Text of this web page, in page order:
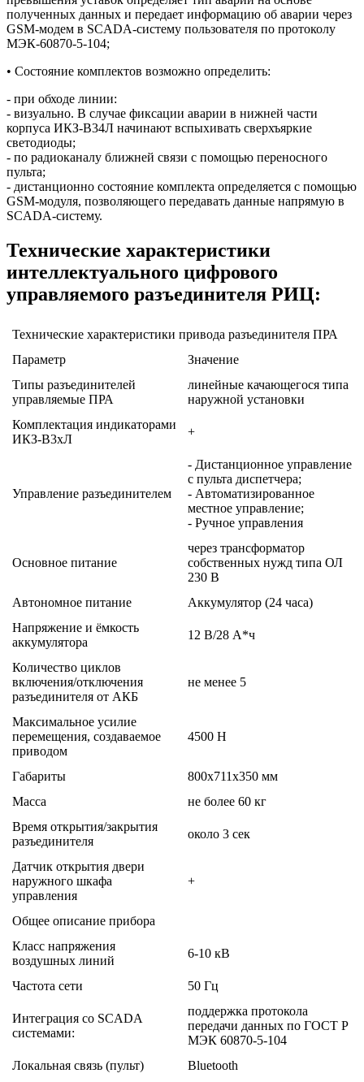
полученных данных и передает информацию об аварии через
GSM-модем в SCADA-систему пользователя по протоколу
МЭК-60870-5-104;
• Состояние комплектов возможно определить:
- при обходе линии:
- визуально. В случае фиксации аварии в нижней части
корпуса ИКЗ-В34Л начинают вспыхивать свeрхъяркие
светодиоды;
- по радиоканалу ближней связи с помощью переносного
пульта;
- дистанционно состояние комплекта определяется с помощью
GSM-модуля, позволяющего передавать данные напрямую в
SCADA-систему.
Технические характеристики
интеллектуального цифрового
управляемого разъединителя РИЦ:
Технические характеристики привода разъединителя ПРА
Параметр
Значение
Типы разъединителей
управляемые ПРА
линейные качающегося типа
наружной установки
Комплектация индикаторами
ИКЗ-В3хЛ
+
Управление разъединителем
- Дистанционное управление
с пульта диспетчера;
- Автоматизированное
местное управление;
- Ручное управления
Основное питание
через трансформатор
собственных нужд типа ОЛ
230 В
Автономное питание
Аккумулятор (24 часа)
Напряжение и ёмкость
аккумулятора
12 В/28 А*ч
Количество циклов
включения/отключения
разъединителя от АКБ
не менее 5
Максимальное усилие
перемещения, создаваемое
приводом
4500 Н
Габариты
800х711х350 мм
Масса
не более 60 кг
Время открытия/закрытия
разъединителя
около 3 сек
Датчик открытия двери
наружного шкафа
управления
+
Общее описание прибора
Класс напряжения
воздушных линий
6-10 кВ
Частота сети 50 Гц
Интеграция со SCADA
системами:
поддержка протокола
передачи данных по ГОСТ Р
МЭК 60870-5-104
Локальная связь (пульт)
Bluetooth